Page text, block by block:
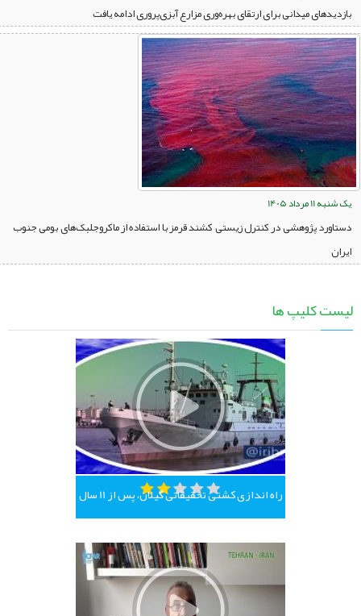
بازدیدهای میدانی برای ارتقای بهره‌وری مزارع آبزی‌پروری ادامه یافت
یک شنبه 11 مرداد 1405
دستاورد پژوهشی در کنترل زیستی کشند قرمز با استفاده از ماکروجلبک‌های بومی جنوب
ایران
لیست کلیپ ها
راه اندازی کشتی تحقیقاتی گیلان، پس از 11 سال